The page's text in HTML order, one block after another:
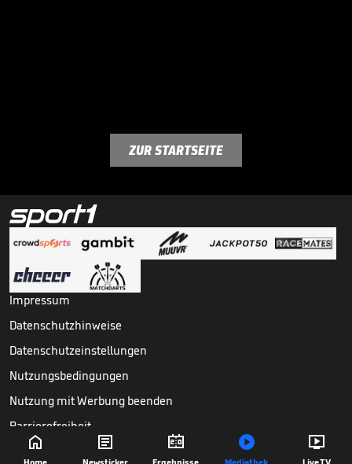
    
ZUR STARTSEITE
Impressum
Datenschutzhinweise
Datenschutzeinstellungen
Nutzungsbedingungen
Nutzung mit Werbung beenden
Barrierefreiheit
Copyright © Sport1 GmbH. Alle Rechte vorbehalten.